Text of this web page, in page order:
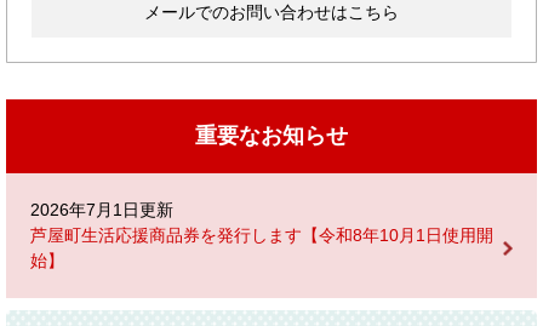
メールでのお問い合わせはこちら
重要なお知らせ
2026年7月1日更新
芦屋町生活応援商品券を発行します【令和8年10月1日使用開
始】